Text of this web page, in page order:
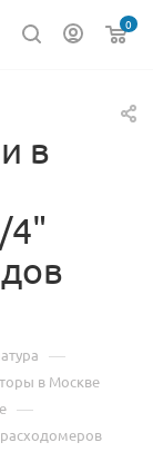
0
в
4"
—
в Москве
—